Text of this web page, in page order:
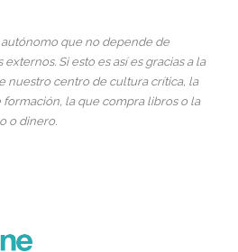
que no depende de
Si esto es así es gracias a la
nuestro centro de cultura crítica, la
formación, la que compra libros o la
o dinero.